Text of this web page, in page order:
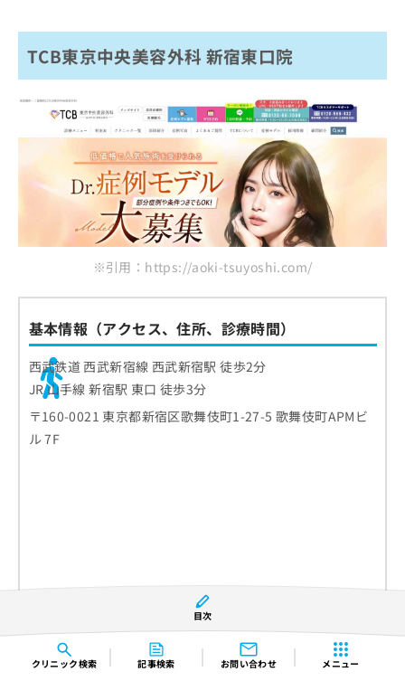
クリニック検索 記事検索 お問い合わせ メニュー
TCB東京中央美容外科 新宿東口院
※引用：https://aoki-tsuyoshi.com/
基本情報（アクセス、住所、診療時間）
西武鉄道 西武新宿線 西武新宿駅 徒歩2分
JR 山手線 新宿駅 東口 徒歩3分
〒160-0021 東京都新宿区歌舞伎町1-27-5 歌舞伎町APMビ
ル 7F
目次